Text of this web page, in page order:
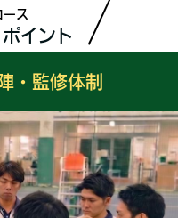
ース
イント
・監修体制